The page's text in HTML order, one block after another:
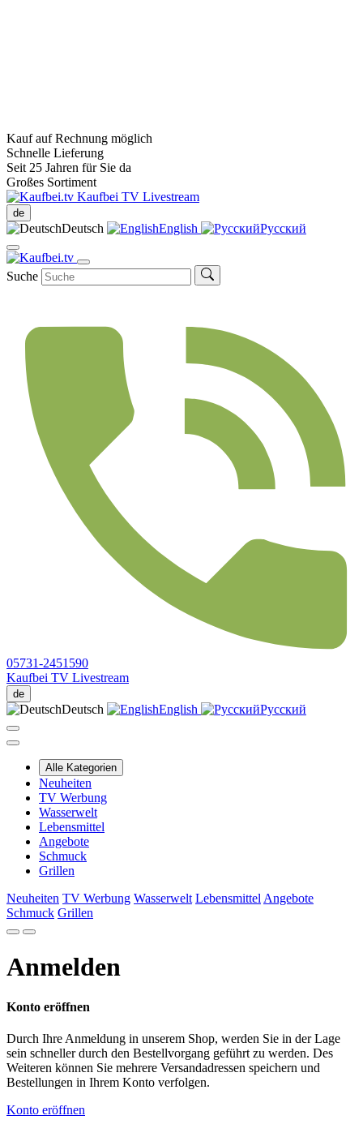
Kauf auf Rechnung möglich
Schnelle Lieferung
Seit 25 Jahren für Sie da
Großes Sortiment
Kaufbei TV Livestream
de
Deutsch English Русский
Suche
05731-2451590
Kaufbei TV Livestream
de
Deutsch English Русский
Alle Kategorien
Neuheiten
TV Werbung
Wasserwelt
Lebensmittel
Angebote
Schmuck
Grillen
Neuheiten TV Werbung Wasserwelt Lebensmittel Angebote
Schmuck Grillen
Anmelden
Konto eröffnen
Durch Ihre Anmeldung in unserem Shop, werden Sie in der Lage
sein schneller durch den Bestellvorgang geführt zu werden. Des
Weiteren können Sie mehrere Versandadressen speichern und
Bestellungen in Ihrem Konto verfolgen.
Konto eröffnen